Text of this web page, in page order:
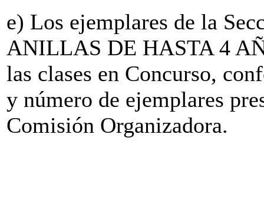
e) Los ejemplares de la
ANILLAS DE HASTA 4
las clases en Concurso,
y número de ejemplares
Comisión Organizadora.